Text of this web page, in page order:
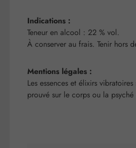
Indications :
Teneur en alcool : 22 % vol.
À conserver au frais. Tenir hors
Mentions légales :
Les essences et élixirs
prouvé sur le corps ou la psyché